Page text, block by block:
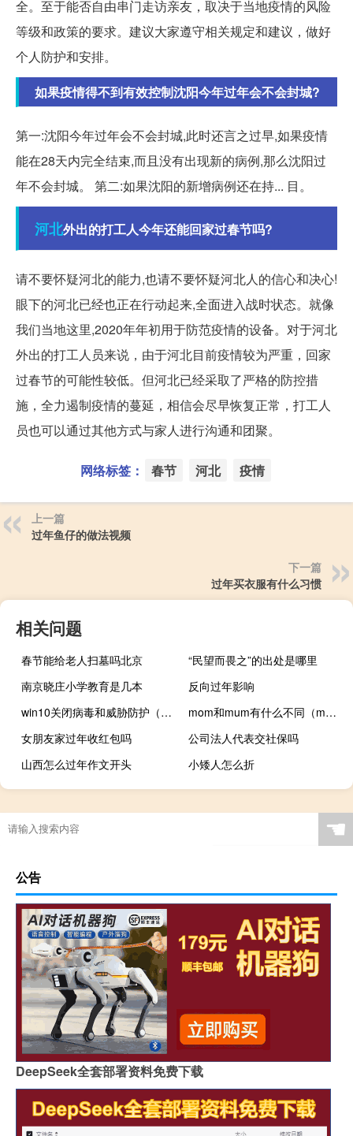
全。至于能否自由串门走访亲友，取决于当地疫情的风险
等级和政策的要求。建议大家遵守相关规定和建议，做好
个人防护和安排。
如果疫情得不到有效控制沈阳今年过年会不会封城?
第一:沈阳今年过年会不会封城,此时还言之过早,如果疫情
能在28天内完全结束,而且没有出现新的病例,那么沈阳过
年不会封城。 第二:如果沈阳的新增病例还在持... 目。
河北外出的打工人今年还能回家过春节吗?
请不要怀疑河北的能力,也请不要怀疑河北人的信心和决心!
眼下的河北已经也正在行动起来,全面进入战时状态。就像
我们当地这里,2020年年初用于防范疫情的设备。对于河北
外出的打工人员来说，由于河北目前疫情较为严重，回家
过春节的可能性较低。但河北已经采取了严格的防控措
施，全力遏制疫情的蔓延，相信会尽早恢复正常，打工人
员也可以通过其他方式与家人进行沟通和团聚。
网络标签： 春节 河北 疫情
上一篇
过年鱼仔的做法视频
下一篇
过年买衣服有什么习惯
相关问题
春节能给老人扫墓吗北京
“民望而畏之”的出处是哪里
南京晓庄小学教育是几本
反向过年影响
win10关闭病毒和威胁防护（win10关闭自动更新方法）
mom和mum有什么不同（mom和box）
女朋友家过年收红包吗
公司法人代表交社保吗
山西怎么过年作文开头
小矮人怎么折
☚
公告
DeepSeek全套部署资料免费下载